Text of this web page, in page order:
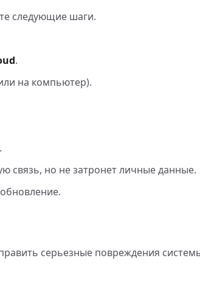
следующие шаги.
.
на компьютер).
.
связь, но не затронет личные данные.
серьезные повреждения